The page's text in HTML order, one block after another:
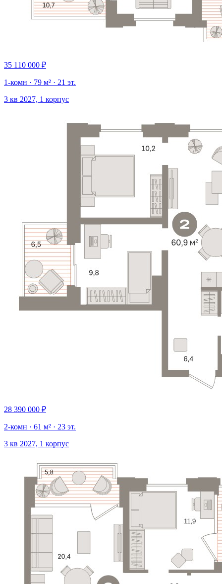
35 110 000 ₽
1-комн · 79 м² · 21 эт.
3 кв 2027, 1 корпус
28 390 000 ₽
2-комн · 61 м² · 23 эт.
3 кв 2027, 1 корпус